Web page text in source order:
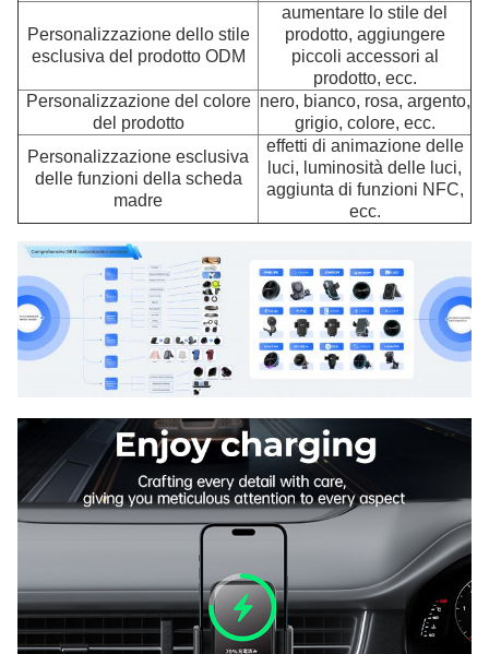
Personalizzazione dello stile
esclusiva del prodotto ODM
aumentare lo stile del
prodotto, aggiungere
piccoli accessori al
prodotto, ecc.
Personalizzazione del colore
del prodotto
nero, bianco, rosa, argento,
grigio, colore, ecc.
Personalizzazione esclusiva
delle funzioni della scheda
madre
effetti di animazione delle
luci, luminosità delle luci,
aggiunta di funzioni NFC,
ecc.